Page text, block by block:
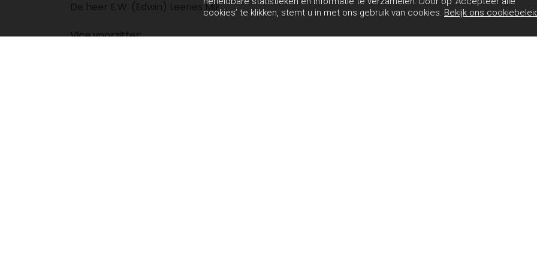
De heer E.W. (Edwin) Leenes MiF
Vice voorzitter:
cookies’ te klikken, stemt u in met ons gebruik van cookies. Bekijk ons